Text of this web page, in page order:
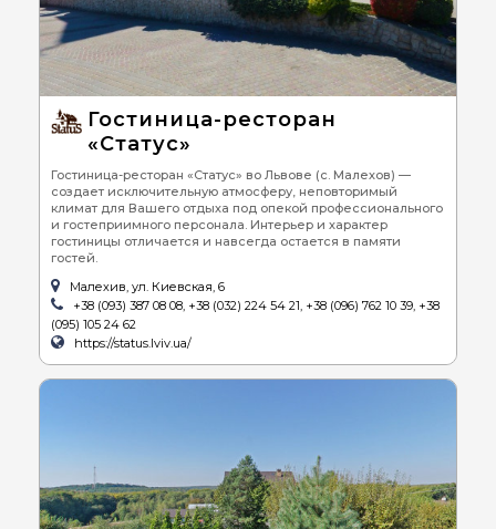
Гостиница-ресторан
«Статус»
Гостиница-ресторан «Статус» во Львове (с. Малехов) —
создает исключительную атмосферу, неповторимый
климат для Вашего отдыха под опекой профессионального
и гостеприимного персонала. Интерьер и характер
гостиницы отличается и навсегда остается в памяти
гостей.
Малехив, ул. Киевская, 6
+38 (093) 387 08 08, +38 (032) 224 54 21, +38 (096) 762 10 39, +38
(095) 105 24 62
https://status.lviv.ua/